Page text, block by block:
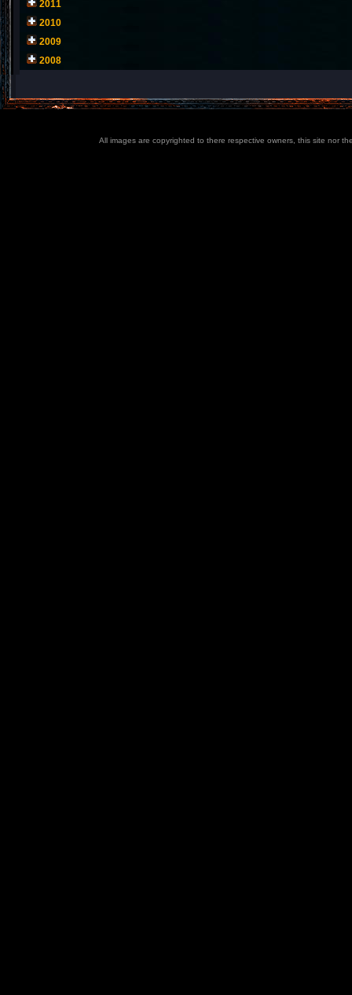
2011
2010
2009
2008
All images are copyrighted to there respective owners, this site nor